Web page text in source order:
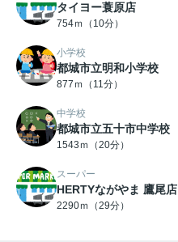
タイヨー蓑原店
754ｍ（10分）
小学校
都城市立明和小学校
877ｍ（11分）
中学校
都城市立五十市中学校
1543ｍ（20分）
スーパー
HERTYながやま 鷹尾店
2290ｍ（29分）